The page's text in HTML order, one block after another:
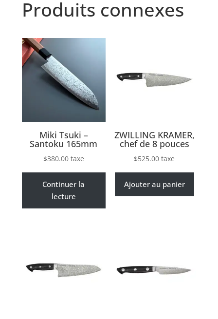
Produits connexes
Miki Tsuki –
Santoku 165mm
$380.00 taxe
Continuer la
lecture
ZWILLING KRAMER,
chef de 8 pouces
$525.00 taxe
Ajouter au panier